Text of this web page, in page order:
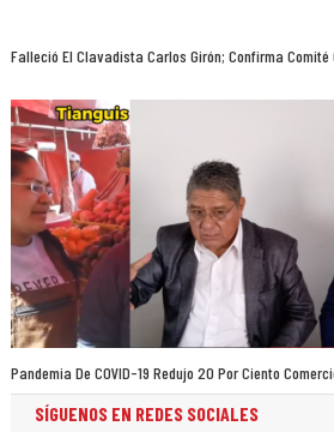
Falleció El Clavadista Carlos Girón; Confirma Comité
Pandemia De COVID-19 Redujo 20 Por Ciento
SÍGUENOS EN REDES SOCIALES